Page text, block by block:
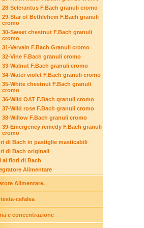
28-Sclerantus F.Bach granuli cromo
29-Star of Bethlehem F.Bach granuli
cromo
30-Sweet chestnut F.Bach granuli
cromo
31-Vervain F.Bach Granuli cromo
32-Vine F.Bach granuli cromo
33-Walnut F.Bach granuli cromo
34-Water violet F.Bach granuli cromo
35-White chestnut F.Bach granuli
cromo
36-Wild OAT F.Bach granuli cromo
37-Wild rose F.Bach granuli cromo
38-Willow F.Bach granuli cromo
39-Emergency remedy F.Bach granuli
cromo
di Bach in pastiglie masticabili
di Bach originali
ai fiori di Bach
Alimentare
Alimentare.
cefalea
e concentrazione